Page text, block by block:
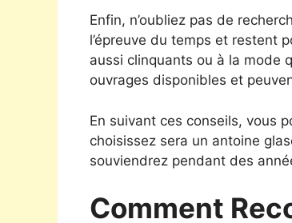
Enfin, n’oubliez pas de
l’épreuve du temps et restent
aussi clinquants ou à la mode
ouvrages disponibles et
En suivant ces conseils, vous
choisissez sera un antoine
souviendrez pendant des
Comment